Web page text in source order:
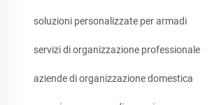
soluzioni personalizzate per armadi
servizi di organizzazione professionale
aziende di organizzazione domestica